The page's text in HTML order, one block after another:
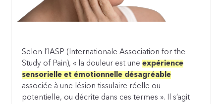
Selon l’IASP (Internationale Association for the
Study of Pain), « la douleur est uneexpérience
sensorielle et émotionnelle désagréable
associée à une lésion tissulaire réelle ou
potentielle, ou décrite dans ces termes ». Il s’agit